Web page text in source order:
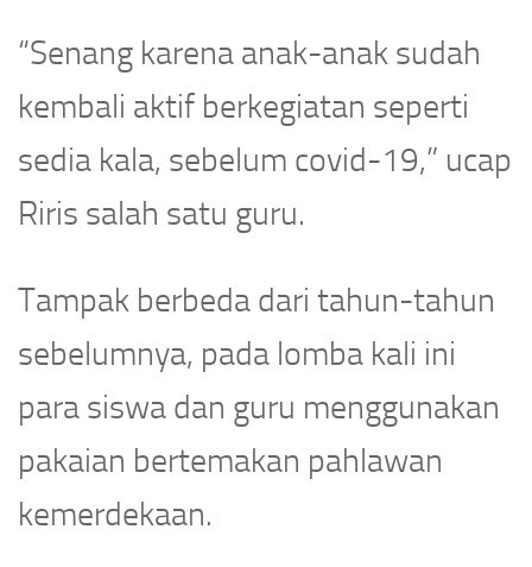
“Senang karena anak-anak sudah
kembali aktif berkegiatan seperti
sedia kala, sebelum covid-19,” ucap
Riris salah satu guru.
Tampak berbeda dari tahun-tahun
sebelumnya, pada lomba kali ini
para siswa dan guru menggunakan
pakaian bertemakan pahlawan
kemerdekaan.